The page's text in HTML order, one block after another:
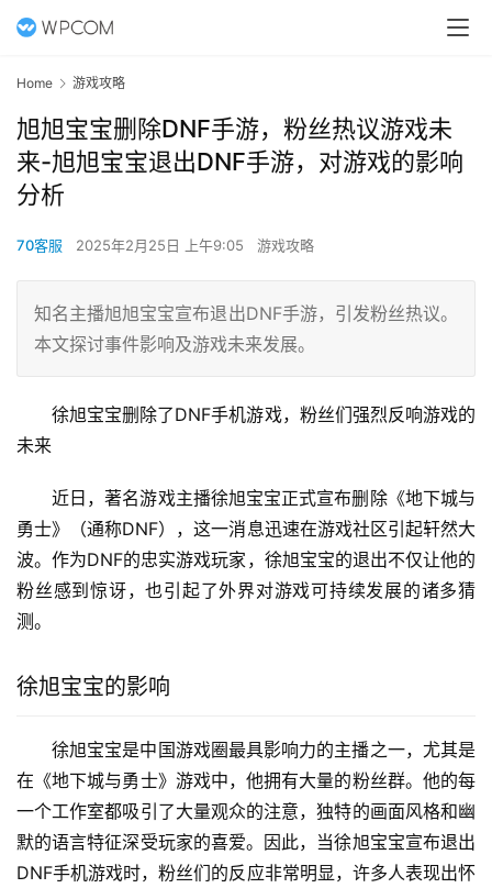
Home 游戏攻略
旭旭宝宝删除DNF手游，粉丝热议游戏未
来-旭旭宝宝退出DNF手游，对游戏的影响
分析
70客服 2025年2月25日 上午9:05 游戏攻略
知名主播旭旭宝宝宣布退出DNF手游，引发粉丝热议。
本文探讨事件影响及游戏未来发展。
徐旭宝宝删除了DNF手机游戏，粉丝们强烈反响游戏的
未来
近日，著名游戏主播徐旭宝宝正式宣布删除《地下城与
勇士》（通称DNF），这一消息迅速在游戏社区引起轩然大
波。作为DNF的忠实游戏玩家，徐旭宝宝的退出不仅让他的
粉丝感到惊讶，也引起了外界对游戏可持续发展的诸多猜
测。
徐旭宝宝的影响
徐旭宝宝是中国游戏圈最具影响力的主播之一，尤其是
在《地下城与勇士》游戏中，他拥有大量的粉丝群。他的每
一个工作室都吸引了大量观众的注意，独特的画面风格和幽
默的语言特征深受玩家的喜爱。因此，当徐旭宝宝宣布退出
DNF手机游戏时，粉丝们的反应非常明显，许多人表现出怀